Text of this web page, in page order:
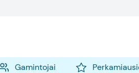
Gamintojai